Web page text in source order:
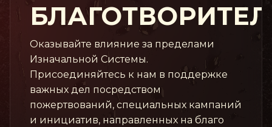
Оказывайте влияние за пределами
Изначальной Системы.
Присоединяйтесь к нам в поддержке
важных дел посредством
пожертвований, специальных кампаний
и инициатив, направленных на благо